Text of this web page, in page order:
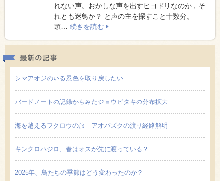
れない声。おかしな声を出すヒヨドリなのか，そ
れとも迷鳥か？ と声の主を探すこと十数分。
頭… 続きを読む
シマアオジのいる景色を取り戻したい
バードノートの記録からみたジョウビタキの分布拡大
海を越えるフクロウの旅 アオバズクの渡り経路解明
キンクロハジロ、春はオスが先に渡っている？
2025年、鳥たちの季節はどう変わったのか？